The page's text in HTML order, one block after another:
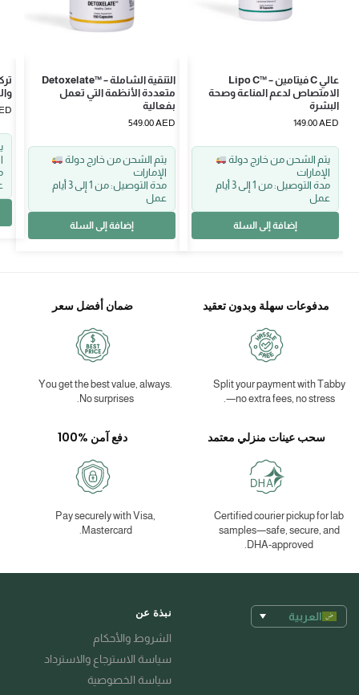
Lipo C™ – فيتامين C عالي
الامتصاص لدعم المناعة وصحة
البشرة
149.00AED
الإمارات
مدة التوصيل: من 1 إلى 3 أيام
عمل
إضافة إلى السلة
Detoxelate™ – التنقية الشاملة
متعددة الأنظمة التي تعمل
بفعالية
549.00AED
الإمارات
مدة التوصيل: من 1 إلى 3 أيام
عمل
إضافة إلى السلة
مدفوعات سهلة وبدون تعقيد
Split your payment with Tabby
—no extra fees, no stress.
ضمان أفضل سعر
You get the best value, always.
No surprises.
سحب عينات منزلي معتمد
Certified courier pickup for lab
samples—safe, secure, and
DHA-approved.
دفع آمن %100
Pay securely with Visa,
Mastercard.
العربية نبذة عن
الشروط والأحكام
سياسة الاسترجاع والاسترداد
سياسة الخصوصية